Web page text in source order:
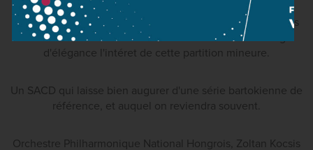
pour orchestre et Trois scénes villageoises, chez Philips),
elle s'en trouve marginalisée, l'approche plus fine et moins
bariolée de Kocsis réussissant á révéler avec davantage
d'élégance l'intéret de cette partition mineure.
Un SACD qui laisse bien augurer d'une série bartokienne de
référence, et auquel on reviendra souvent.
Orchestre Philharmonique National Hongrois, Zoltan Kocsis